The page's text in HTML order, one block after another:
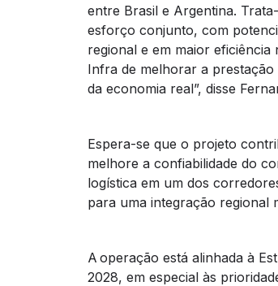
entre Brasil e Argentina.
esforço conjunto, com
regional e em maior eficiência
Infra de melhorar a prestação
da economia real”, disse
Espera-se que o projeto
melhore a confiabilidade do
logística em um dos
para uma integração regional
A operação está alinhada à
2028, em especial às